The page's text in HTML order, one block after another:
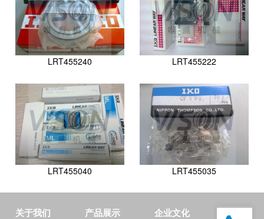
LRT455240 LRT455222
LRT455040 LRT455035
关于我们 产品展示 企业文化